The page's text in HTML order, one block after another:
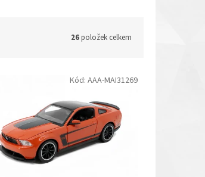
26položek celkem
Kód: AAA-MAI31269